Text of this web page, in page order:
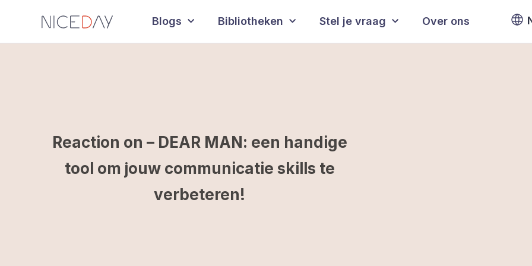
Blogs Bibliotheken Stel je vraag Over ons
Reaction on – DEAR MAN: een handige
tool om jouw communicatie skills te
verbeteren!